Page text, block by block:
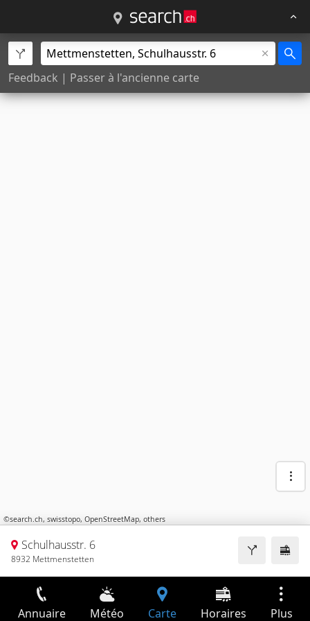
Feedback | Passer à l'ancienne carte
©search.ch, swisstopo, OpenStreetMap, others
Schulhausstr. 6
8932 Mettmenstetten
Annuaire Météo Carte Horaires Plus